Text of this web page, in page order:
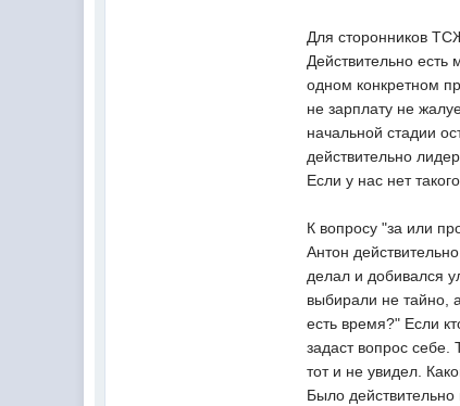
Для сторонников
Действительно
одном конкретном
не зарплату не
начальной стадии
действительно
Если у нас нет
К вопросу "за или
Антон
делал и добивался
выбирали не тайно,
есть время?" Если
задаст вопрос себе.
тот и не увидел.
Было